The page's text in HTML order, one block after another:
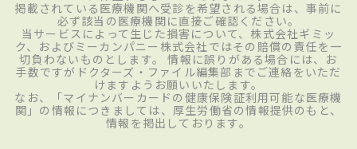
掲載されている医療機関へ受診を希望される場合は、事前に
必ず該当の医療機関に直接ご確認ください。
当サービスによって生じた損害について、株式会社ギミッ
ク、およびミーカンパニー株式会社ではその賠償の責任を一
切負わないものとします。 情報に誤りがある場合には、お
手数ですがドクターズ・ファイル編集部までご連絡をいただ
けますようお願いいたします。
なお、「マイナンバーカードの健康保険証利用可能な医療機
関」の情報につきましては、厚生労働省の情報提供のもと、
情報を掲出しております。